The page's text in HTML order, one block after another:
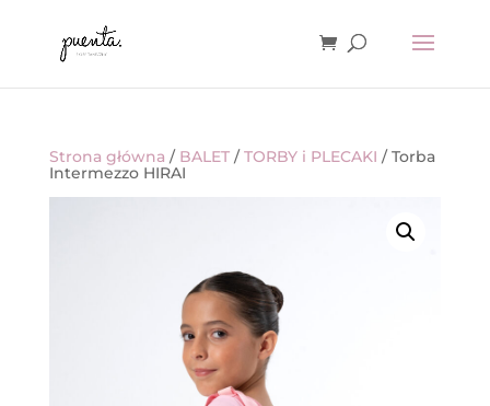
Strona główna / BALET/TORBY i PLECAKI / Torba
Intermezzo HIRAI